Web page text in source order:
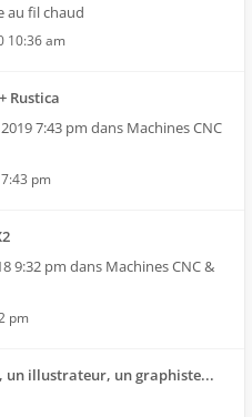
au fil chaud
10:36 am
Rustica
7:43 pm dans Machines CNC
pm
9:32 pm dans Machines CNC &
pm
un illustrateur, un graphiste...